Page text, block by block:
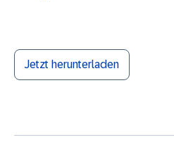
Jetzt herunterladen